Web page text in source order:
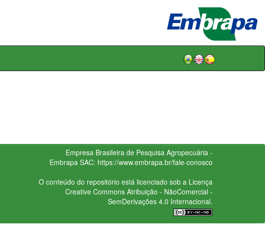
Empresa Brasileira de Pesquisa Agropecuária -
Embrapa SAC: https://www.embrapa.br/fale-conosco
O conteúdo do repositório está licenciado sob a Licença
Creative CommonsAtribuição - NãoComercial -
SemDerivações 4.0 Internacional.